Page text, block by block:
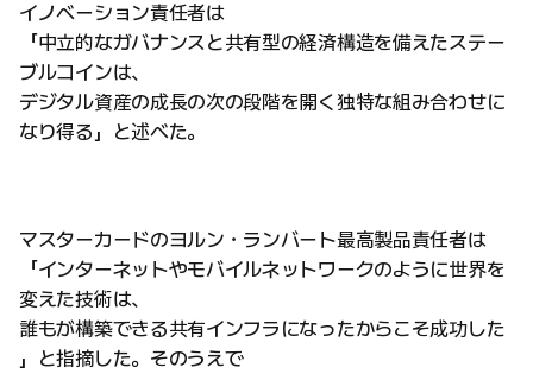
イノベーション責任者は
「中立的なガバナンスと共有型の経済構造を備えたステー
ブルコインは、
デジタル資産の成長の次の段階を開く独特な組み合わせに
なり得る」と述べた。
マスターカードのヨルン・ランバート最高製品責任者は
「インターネットやモバイルネットワークのように世界を
変えた技術は、
誰もが構築できる共有インフラになったからこそ成功した
」と指摘した。そのうえで